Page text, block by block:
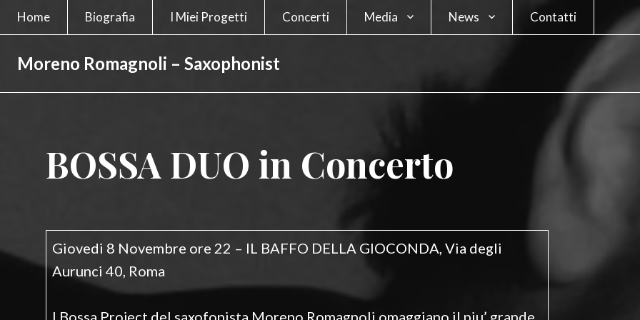
Home Biografia I Miei Progetti Concerti Media News Contatti
Moreno Romagnoli – Saxophonist
Posted
on
BOSSA DUO in Concerto
Giovedi 8 Novembre ore 22 – IL BAFFO DELLA GIOCONDA, Via degli
Aurunci 40, Roma
I Bossa Project del saxofonista Moreno Romagnoli omaggiano il piu’ grande